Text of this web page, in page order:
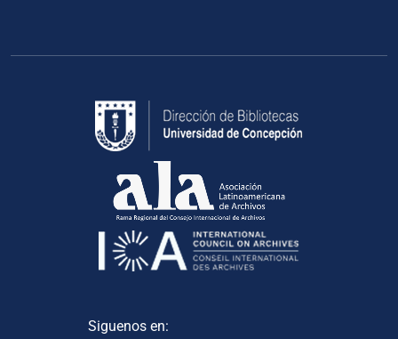
Siguenos en: